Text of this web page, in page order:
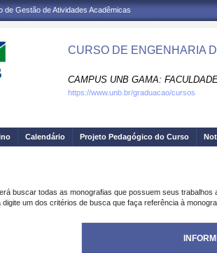
de Gestão de Atividades Acadêmicas
CURSO DE ENGENHARIA
CAMPUS UNB GAMA:
https://www.unb.br/graduacao/cursos
Calendário Projeto Pedagógico do Curso
buscar todas as monografias que possuem seus trabalhos
um dos critérios de busca que faça referência à